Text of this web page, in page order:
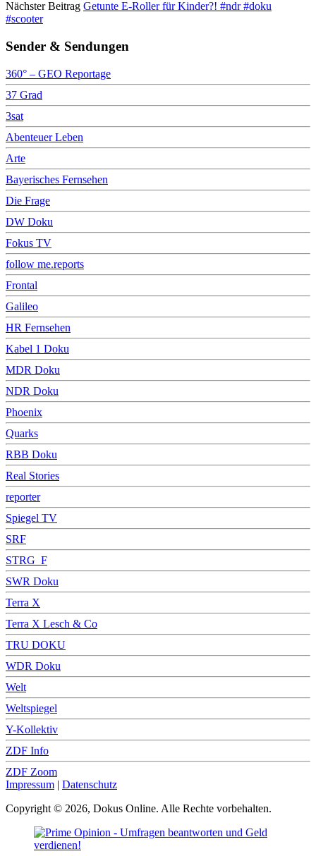
Nächster Beitrag Getunte E-Roller für Kinder?! #ndr #doku
#scooter
Sender & Sendungen
360° – GEO Reportage
37 Grad
3sat
Abenteuer Leben
Arte
Bayerisches Fernsehen
Die Frage
DW Doku
Fokus TV
follow me.reports
Frontal
Galileo
HR Fernsehen
Kabel 1 Doku
MDR Doku
NDR Doku
Phoenix
Quarks
RBB Doku
Real Stories
reporter
Spiegel TV
SRF
STRG_F
SWR Doku
Terra X
Terra X Lesch & Co
TRU DOKU
WDR Doku
Welt
Weltspiegel
Y-Kollektiv
ZDF Info
ZDF Zoom
Impressum | Datenschutz
Copyright © 2026, Dokus Online. Alle Rechte vorbehalten.